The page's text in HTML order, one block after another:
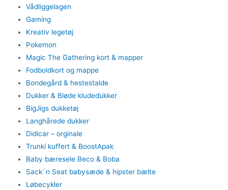
Vådliggelagen
Gaming
Kreativ legetøj
Pokemon
Magic The Gathering kort & mapper
Fodboldkort og mappe
Bondegård & hestestalde
Dukker & Bløde kludedukker
BigJigs dukketøj
Langhårede dukker
Didicar – orginale
Trunki kuffert & BoostApak
Baby bæresele Beco & Boba
Sack´n Seat babysæde & hipster bælte
Løbecykler